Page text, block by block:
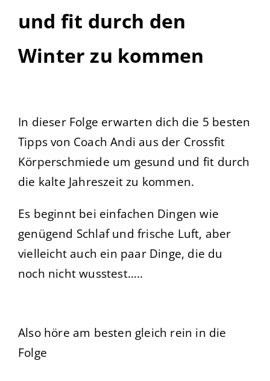
und fit durch den
Winter zu kommen
In dieser Folge erwarten dich die 5 besten
Tipps von Coach Andi aus der Crossfit
Körperschmiede um gesund und fit durch
die kalte Jahreszeit zu kommen.
Es beginnt bei einfachen Dingen wie
genügend Schlaf und frische Luft, aber
vielleicht auch ein paar Dinge, die du
noch nicht wusstest…..
Also höre am besten gleich rein in die
Folge